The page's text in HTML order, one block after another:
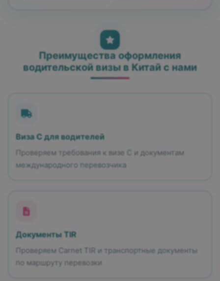
Преимущества оформления
водительской визы в Китай с нами
Виза C для водителей
Проверяем требования к визе C и документам
международного перевозчика
Документы TIR
Проверяем Carnet TIR и транспортные документы
по маршруту перевозки